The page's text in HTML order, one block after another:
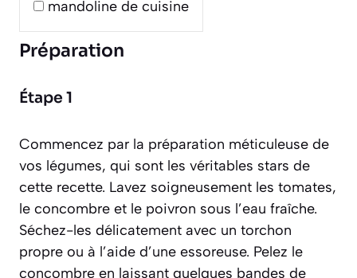
mandoline de cuisine
Préparation
Étape 1
Commencez par la préparation méticuleuse de
vos légumes, qui sont les véritables stars de
cette recette. Lavez soigneusement les tomates,
le concombre et le poivron sous l’eau fraîche.
Séchez-les délicatement avec un torchon
propre ou à l’aide d’une essoreuse. Pelez le
concombre en laissant quelques bandes de